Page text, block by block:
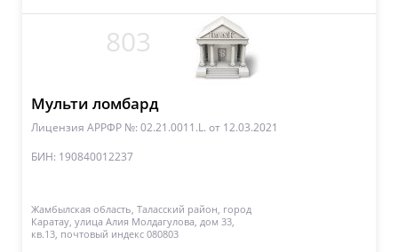
803
Мульти ломбард
Лицензия АРРФР №: 02.21.0011.L. от 12.03.2021
БИН: 190840012237
Жамбылская область, Таласский район, город
Каратау, улица Алия Молдагулова, дом 33,
кв.13, почтовый индекс 080803